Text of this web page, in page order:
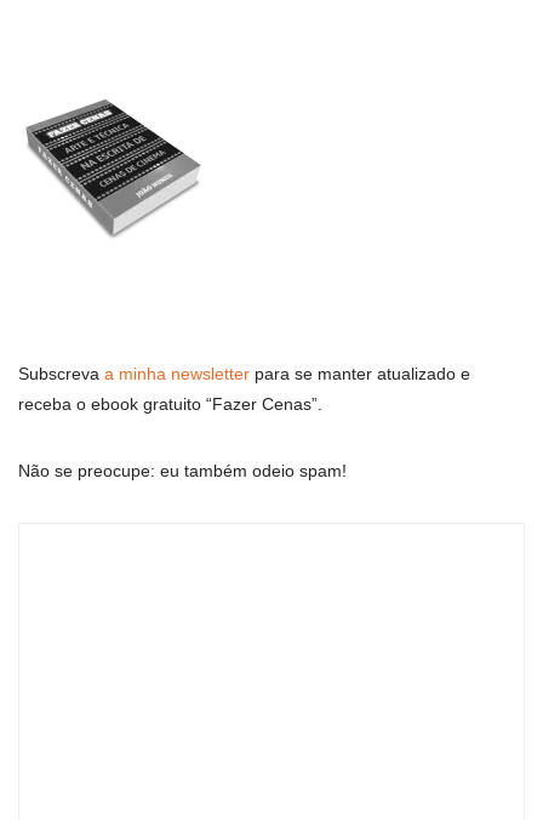
Subscreva a minha newsletter para se manter atualizado e
receba o ebook gratuito “Fazer Cenas”.
Não se preocupe: eu também odeio spam!